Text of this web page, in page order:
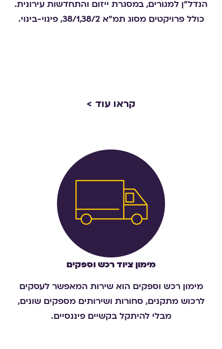
הנדל"ן למגורים, במסגרת ייזום והתחדשות עירונית.
כולל פרויקטים מסוג תמ"א 38/1,38/2, פינוי-בינוי.
קראו עוד >
מימון ציוד רכש וספקים
מימון רכש וספקים הוא שירות המאפשר לעסקים
לרכוש מתקנים, סחורות ושירותים מספקים שונים,
מבלי להיתקל בקשיים פיננסיים.